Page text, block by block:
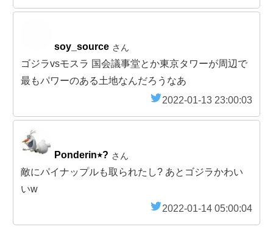
soy_source さん
ゴジラvsモスラ 国会議事堂とか東京タワーが周辺で
最もパワーのある土地なんだろうなあ
2022-01-13 23:00:03
Ponderin٭?️ さん
敵にパイナップルも取られたし? あとゴジラかわい
いw
2022-01-14 05:00:04